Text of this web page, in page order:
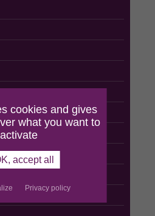
cookies and gives
what you want to
activate
accept all
Privacy policy